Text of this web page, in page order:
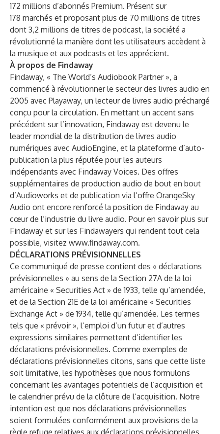
172 millions d’abonnés Premium. Présent sur
178 marchés et proposant plus de 70 millions de titres
dont 3,2 millions de titres de podcast, la société a
révolutionné la manière dont les utilisateurs accèdent à
la musique et aux podcasts et les apprécient.
À propos de Findaway
Findaway, « The World’s Audiobook Partner », a
commencé à révolutionner le secteur des livres audio en
2005 avec Playaway, un lecteur de livres audio préchargé
conçu pour la circulation. En mettant un accent sans
précédent sur l’innovation, Findaway est devenu le
leader mondial de la distribution de livres audio
numériques avec AudioEngine, et la plateforme d’auto-
publication la plus réputée pour les auteurs
indépendants avec Findaway Voices. Des offres
supplémentaires de production audio de bout en bout
d’Audioworks et de publication via l’offre OrangeSky
Audio ont encore renforcé la position de Findaway au
cœur de l’industrie du livre audio. Pour en savoir plus sur
Findaway et sur les Findawayers qui rendent tout cela
possible, visitez www.findaway.com.
DÉCLARATIONS PRÉVISIONNELLES
Ce communiqué de presse contient des « déclarations
prévisionnelles » au sens de la Section 27A de la loi
américaine « Securities Act » de 1933, telle qu’amendée,
et de la Section 21E de la loi américaine « Securities
Exchange Act » de 1934, telle qu’amendée. Les termes
tels que « prévoir », l’emploi d’un futur et d’autres
expressions similaires permettent d’identifier les
déclarations prévisionnelles. Comme exemples de
déclarations prévisionnelles citons, sans que cette liste
soit limitative, les hypothèses que nous formulons
concernant les avantages potentiels de l’acquisition et
le calendrier prévu de la clôture de l’acquisition. Notre
intention est que nos déclarations prévisionnelles
soient formulées conformément aux provisions de la
règle refuge relatives aux déclarations prévisionnelles